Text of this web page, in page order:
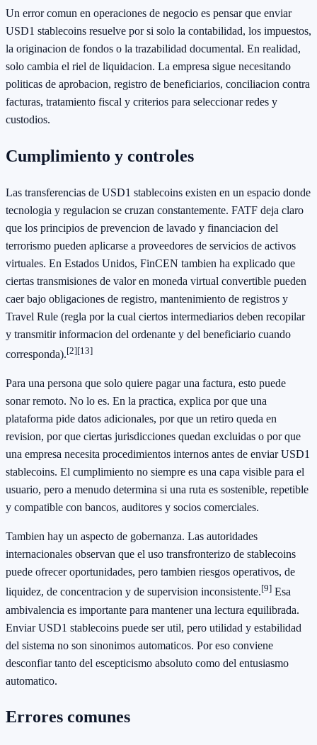
Un error comun en operaciones de negocio es pensar que enviar
USD1 stablecoins resuelve por si solo la contabilidad, los impuestos,
la originacion de fondos o la trazabilidad documental. En realidad,
solo cambia el riel de liquidacion. La empresa sigue necesitando
politicas de aprobacion, registro de beneficiarios, conciliacion contra
facturas, tratamiento fiscal y criterios para seleccionar redes y
custodios.
Cumplimiento y controles
Las transferencias de USD1 stablecoins existen en un espacio donde
tecnologia y regulacion se cruzan constantemente. FATF deja claro
que los principios de prevencion de lavado y financiacion del
terrorismo pueden aplicarse a proveedores de servicios de activos
virtuales. En Estados Unidos, FinCEN tambien ha explicado que
ciertas transmisiones de valor en moneda virtual convertible pueden
caer bajo obligaciones de registro, mantenimiento de registros y
Travel Rule (regla por la cual ciertos intermediarios deben recopilar
y transmitir informacion del ordenante y del beneficiario cuando
corresponda).[2][13]
Para una persona que solo quiere pagar una factura, esto puede
sonar remoto. No lo es. En la practica, explica por que una
plataforma pide datos adicionales, por que un retiro queda en
revision, por que ciertas jurisdicciones quedan excluidas o por que
una empresa necesita procedimientos internos antes de enviar USD1
stablecoins. El cumplimiento no siempre es una capa visible para el
usuario, pero a menudo determina si una ruta es sostenible, repetible
y compatible con bancos, auditores y socios comerciales.
Tambien hay un aspecto de gobernanza. Las autoridades
internacionales observan que el uso transfronterizo de stablecoins
puede ofrecer oportunidades, pero tambien riesgos operativos, de
liquidez, de concentracion y de supervision inconsistente.[9] Esa
ambivalencia es importante para mantener una lectura equilibrada.
Enviar USD1 stablecoins puede ser util, pero utilidad y estabilidad
del sistema no son sinonimos automaticos. Por eso conviene
desconfiar tanto del escepticismo absoluto como del entusiasmo
automatico.
Errores comunes